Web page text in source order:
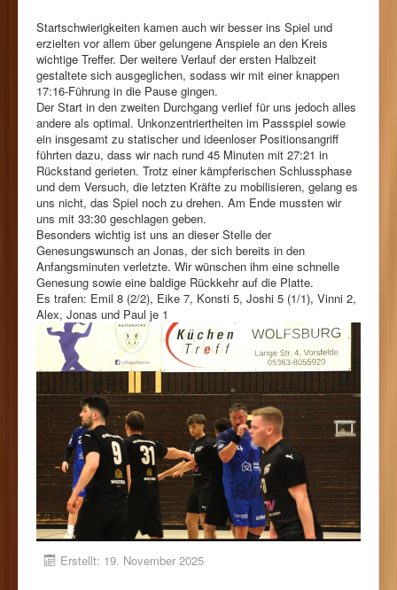
Sponsoren
Startschwierigkeiten kamen auch wir besser ins Spiel und
erzielten vor allem über gelungene Anspiele an den Kreis
wichtige Treffer. Der weitere Verlauf der ersten Halbzeit
gestaltete sich ausgeglichen, sodass wir mit einer knappen
17:16-Führung in die Pause gingen.
Der Start in den zweiten Durchgang verlief für uns jedoch alles
andere als optimal. Unkonzentriertheiten im Passspiel sowie
ein insgesamt zu statischer und ideenloser Positionsangriff
führten dazu, dass wir nach rund 45 Minuten mit 27:21 in
Rückstand gerieten. Trotz einer kämpferischen Schlussphase
und dem Versuch, die letzten Kräfte zu mobilisieren, gelang es
uns nicht, das Spiel noch zu drehen. Am Ende mussten wir
uns mit 33:30 geschlagen geben.
Besonders wichtig ist uns an dieser Stelle der
Genesungswunsch an Jonas, der sich bereits in den
Anfangsminuten verletzte. Wir wünschen ihm eine schnelle
Genesung sowie eine baldige Rückkehr auf die Platte.
Es trafen: Emil 8 (2/2), Eike 7, Konsti 5, Joshi 5 (1/1), Vinni 2,
Alex, Jonas und Paul je 1
Erstellt: 19. November 2025